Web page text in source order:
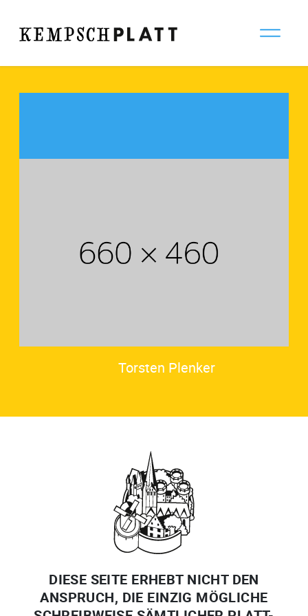
Torsten Plenker
DIESE SEITE ERHEBT NICHT DEN
ANSPRUCH, DIE EINZIG MÖGLICHE